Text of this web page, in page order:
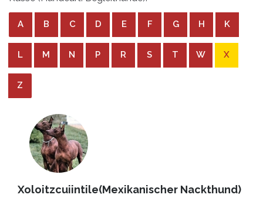
A B C D E F G H K
L M N P R S T W X
Z
Xoloitzcuiintile(Mexikanischer Nackthund)